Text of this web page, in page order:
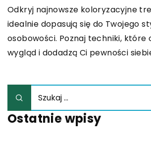
Odkryj najnowsze koloryzacyjne
idealnie dopasują się do Twojego
osobowości. Poznaj techniki, które
wygląd i dodadzą Ci pewności
Ostatnie wpisy